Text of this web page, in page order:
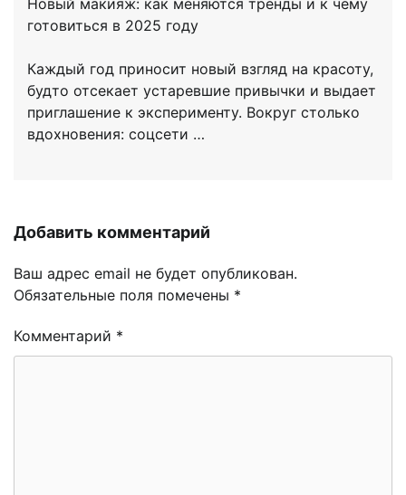
Новый макияж: как меняются тренды и к чему
готовиться в 2025 году
Каждый год приносит новый взгляд на красоту,
будто отсекает устаревшие привычки и выдает
приглашение к эксперименту. Вокруг столько
вдохновения: соцсети …
Добавить комментарий
Ваш адрес email не будет опубликован.
Обязательные поля помечены *
Комментарий *